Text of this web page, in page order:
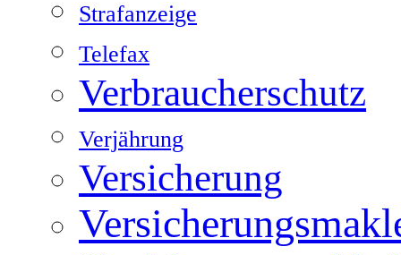
Strafanzeige
Telefax
Verbraucherschutz
Verjährung
Versicherung